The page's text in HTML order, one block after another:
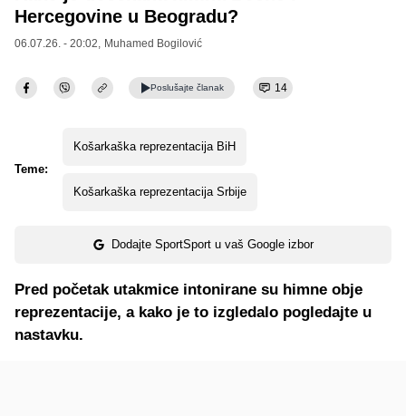
Hercegovine u Beogradu?
06.07.26. - 20:02, Muhamed Bogilović
Poslušajte članak 14
Teme:
Košarkaška reprezentacija BiH
Košarkaška reprezentacija Srbije
Dodajte SportSport u vaš Google izbor
Pred početak utakmice intonirane su himne obje
reprezentacije, a kako je to izgledalo pogledajte u
nastavku.